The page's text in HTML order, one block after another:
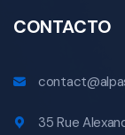
CONTACTO
35 Rue